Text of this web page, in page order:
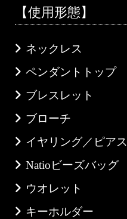
【使用形態】
ネックレス
ペンダントトップ
ブレスレット
ブローチ
イヤリング／ピアス
Natioビーズバッグ
ウオレット
キーホルダー